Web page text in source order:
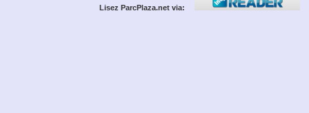
Lisez ParcPlaza.net via: